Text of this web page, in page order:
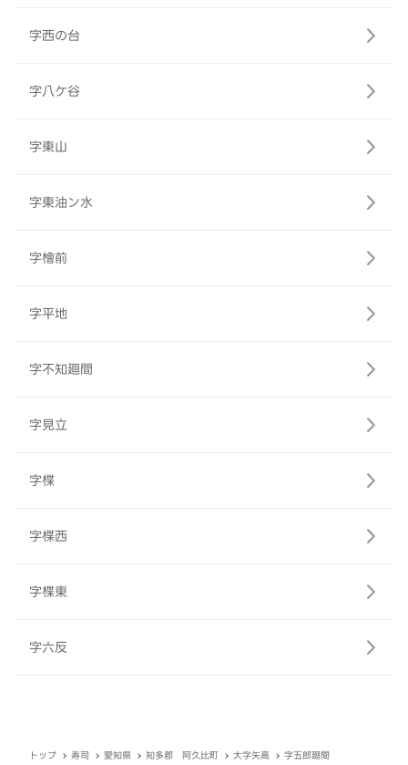
字西の台
字八ケ谷
字東山
字東油ン水
字檜前
字平地
字不知廻間
字見立
字楪
字楪西
字楪東
字六反
トップ 寿司 愛知県 知多郡 阿久比町 大字矢高 字五郎廻間